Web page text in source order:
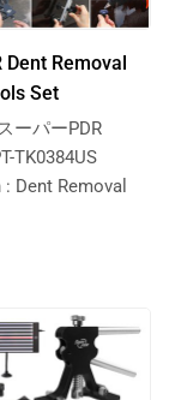
Dent Removal
Set
ーパーPDR
TK0384US
Dent Removal